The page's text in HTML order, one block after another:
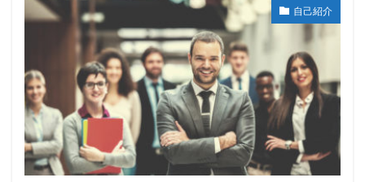
自己紹介